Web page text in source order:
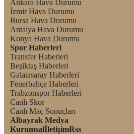
Ankara Hava Durumu
İzmir Hava Durumu
Bursa Hava Durumu
Antalya Hava Durumu
Konya Hava Durumu
Spor Haberleri
Transfer Haberleri
Beşiktaş Haberleri
Galatasaray Haberleri
Fenerbahçe Haberleri
Trabzonspor Haberleri
Canlı Skor
Canlı Maç Sonuçları
Albayrak Medya
KurumsalİletişimRss